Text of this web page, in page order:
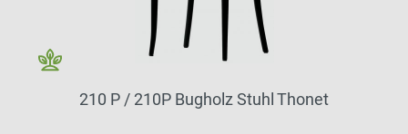
210 P / 210P Bugholz Stuhl Thonet